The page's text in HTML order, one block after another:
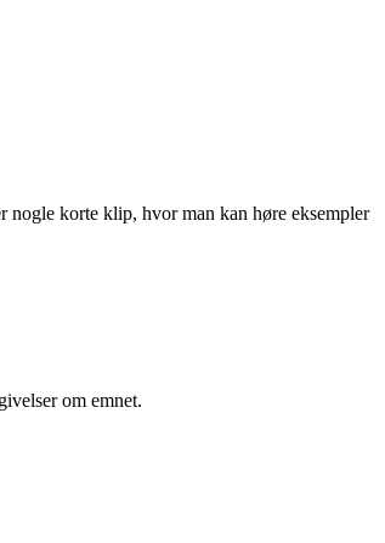
nogle korte klip, hvor man kan høre eksempler
om emnet.